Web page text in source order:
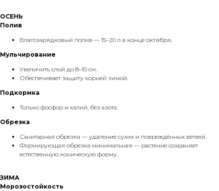
ОСЕНЬ
Полив
Влагозарядковый полив — 15–20 л в конце октября.
Мульчирование
Увеличить слой до 8–10 см.
Обеспечивает защиту корней зимой.
Подкормка
Только фосфор и калий, без азота.
Обрезка
Санитарная обрезка — удаление сухих и повреждённых ветвей.
Формирующая обрезка минимальная — растение сохраняет
естественную коническую форму.
ЗИМА
Морозостойкость